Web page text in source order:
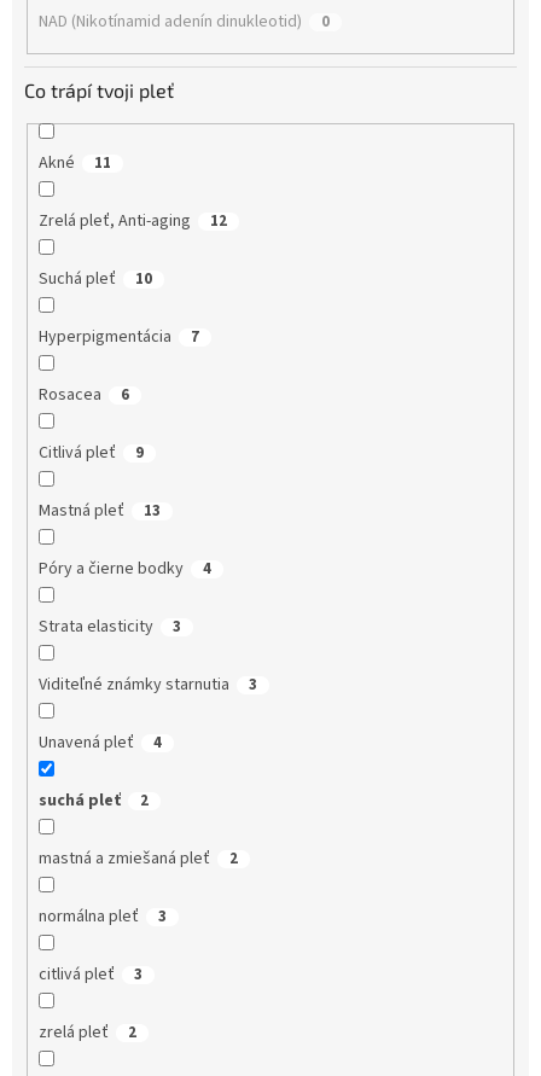
NAD (Nikotínamid adenín dinukleotid) 0
Co trápí tvoji pleť
Akné 11
Zrelá pleť, Anti-aging 12
Suchá pleť 10
Hyperpigmentácia 7
Rosacea 6
Citlivá pleť 9
Mastná pleť 13
Póry a čierne bodky 4
Strata elasticity 3
Viditeľné známky starnutia 3
Unavená pleť 4
suchá pleť 2
mastná a zmiešaná pleť 2
normálna pleť 3
citlivá pleť 3
zrelá pleť 2